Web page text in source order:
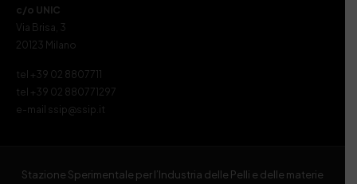
c/o UNIC
Via Brisa, 3
20123 Milano
tel +39 02 8807711
tel +39 02 880771297
e-mail ssip@ssip.it
Stazione Sperimentale per l’Industria delle Pelli e delle materie